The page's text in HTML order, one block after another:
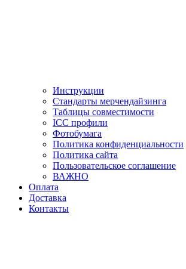
Инструкции
Стандарты мерчендайзинга
Таблицы совместимости
ICC профили
Фотобумага
Политика конфиденциальности
Политика сайта
Пользовательское соглашение
ВАЖНО
Оплата
Доставка
Контакты